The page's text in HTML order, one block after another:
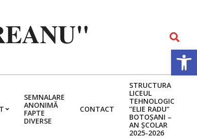
Search
SEMNALARE
ANONIMĂ
FAPTE
DIVERSE
CONTACT
STRUCTURA
LICEUL
TEHNOLOGIC
”ELIE RADU”
BOTOȘANI –
AN ȘCOLAR
2025-2026